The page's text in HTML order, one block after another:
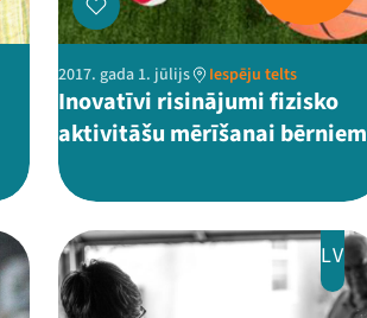
2017. gada 1. jūlijs Iespēju telts
Inovatīvi risinājumi fizisko
aktivitāšu mērīšanai bērniem
LV